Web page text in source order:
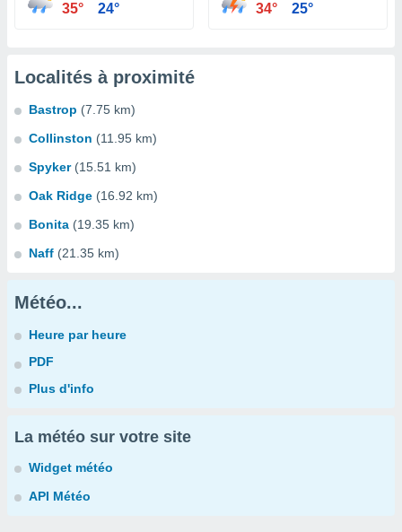
35° 24° 34° 25°
Localités à proximité
Bastrop (7.75 km)
Collinston (11.95 km)
Spyker (15.51 km)
Oak Ridge (16.92 km)
Bonita (19.35 km)
Naff (21.35 km)
Météo...
Heure par heure
PDF
Plus d'info
La météo sur votre site
Widget météo
API Météo